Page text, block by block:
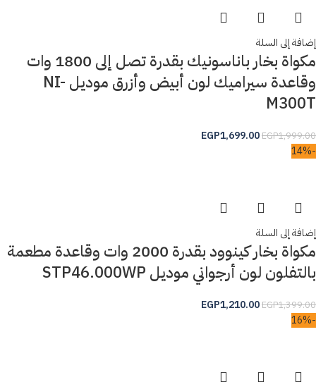
إضافة إلى السلة
مكواة بخار باناسونيك بقدرة تصل إلى 1800 وات
وقاعدة سيراميك لون أبيض وأزرق موديل NI-
M300T
EGP1,999.00
EGP1,699.00
-14%
إضافة إلى السلة
مكواة بخار كينوود بقدرة 2000 وات وقاعدة مطعمة
بالتفلون لون أرجواني موديل STP46.000WP
EGP1,399.00
EGP1,210.00
-16%